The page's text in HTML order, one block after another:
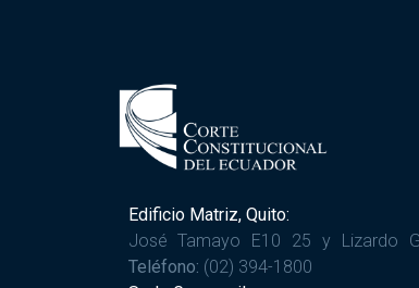
Edificio Matriz, Quito:
José Tamayo E10 25 y Lizardo
Teléfono: (02) 394-1800